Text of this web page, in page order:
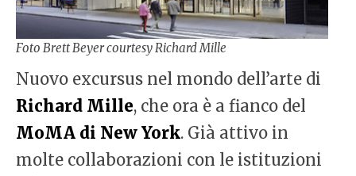
Foto Brett Beyer courtesy Richard Mille
Nuovo excursus nel mondo dell’arte di
Richard Mille, che ora è a fianco del
MoMA di New York. Già attivo in
molte collaborazioni con le istituzioni